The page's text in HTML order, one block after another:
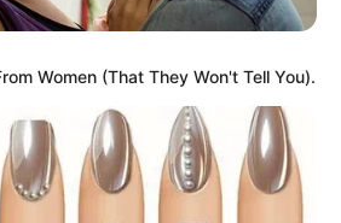
धोखा पर matlabi rishte dhoka shayari
Women (That They Won't Tell You).